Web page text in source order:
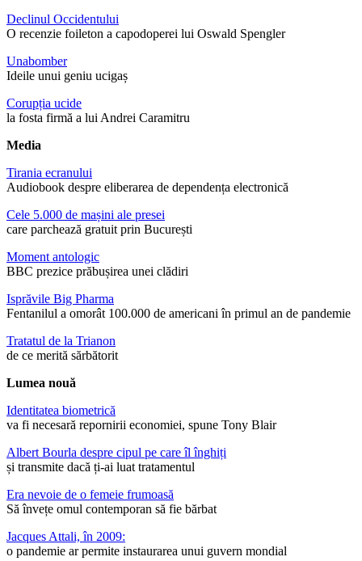
Declinul Occidentului
O recenzie foileton a capodoperei lui Oswald Spengler
Unabomber
Ideile unui geniu ucigaș
Corupția ucide
la fosta firmă a lui Andrei Caramitru
Media
Tirania ecranului
Audiobook despre eliberarea de dependența electronică
Cele 5.000 de mașini ale presei
care parchează gratuit prin București
Moment antologic
BBC prezice prăbușirea unei clădiri
Isprăvile Big Pharma
Fentanilul a omorât 100.000 de americani în primul an de pandemie
Tratatul de la Trianon
de ce merită sărbătorit
Lumea nouă
Identitatea biometrică
va fi necesară repornirii economiei, spune Tony Blair
Albert Bourla despre cipul pe care îl înghiți
și transmite dacă ți-ai luat tratamentul
Era nevoie de o femeie frumoasă
Să învețe omul contemporan să fie bărbat
Jacques Attali, în 2009:
o pandemie ar permite instaurarea unui guvern mondial